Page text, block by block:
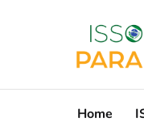
Home